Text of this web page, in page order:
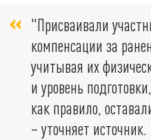
"Присваивали
компенсации за
учитывая их
и уровень
как правило,
– уточняет источник.